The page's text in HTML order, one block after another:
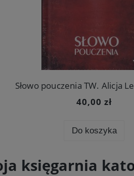
Słowo pouczenia TW. Alicja
40,00 zł
Do koszyka
księgarnia